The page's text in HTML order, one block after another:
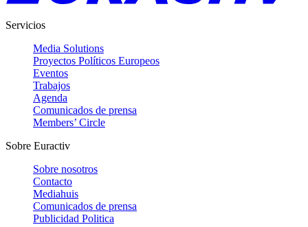
Servicios
Media Solutions
Proyectos Políticos Europeos
Eventos
Trabajos
Agenda
Comunicados de prensa
Members’ Circle
Sobre Euractiv
Sobre nosotros
Contacto
Mediahuis
Comunicados de prensa
Publicidad Politica